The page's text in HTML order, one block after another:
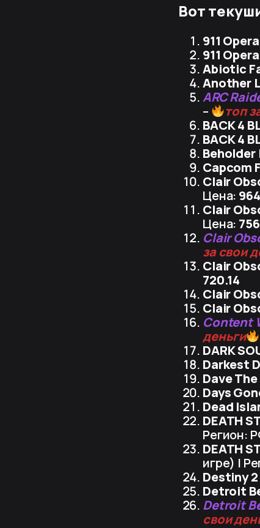
Вот
911
911
Abiotic
Another
ARC
–
топ
BACK 4
BACK 4
Beholder
Capcom
Clair
Цена:
Clair
Цена:
Clair
за свои
Clair
720.14
Clair
Clair
Content
деньги
DARK
Darkest
Dave The
Days
Dead
DEATH
Регион:
DEATH
игре) |
Destiny 2
Detroit
Detroit
свои